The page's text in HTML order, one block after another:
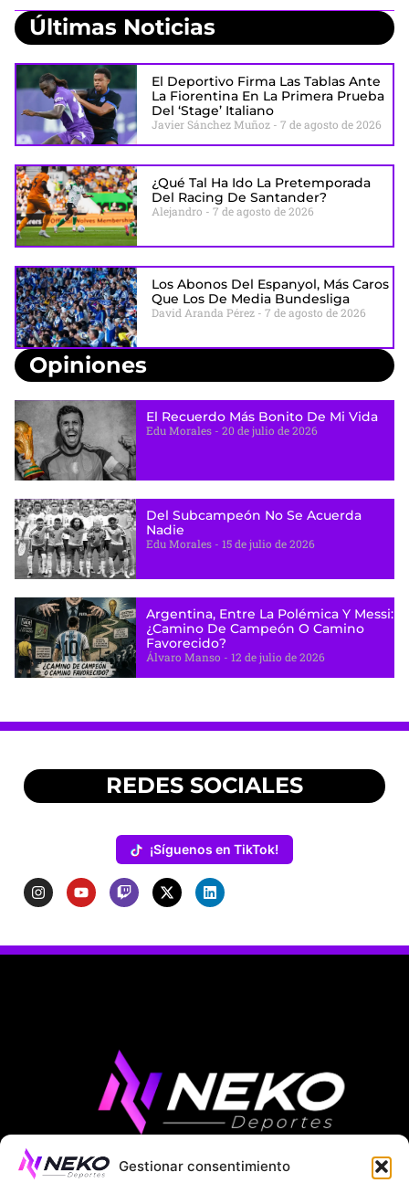
Gestionar consentimiento
Últimas Noticias
El Deportivo Firma Las Tablas Ante
La Fiorentina En La Primera Prueba
Del ‘stage’ Italiano
Javier Sánchez Muñoz 7 de agosto de 2026
¿Qué Tal Ha Ido La Pretemporada
Del Racing De Santander?
Alejandro 7 de agosto de 2026
Los Abonos Del Espanyol, Más Caros
Que Los De Media Bundesliga
David Aranda Pérez 7 de agosto de 2026
Opiniones
El Recuerdo Más Bonito De Mi Vida
Edu Morales 20 de julio de 2026
Del Subcampeón No Se Acuerda
Nadie
Edu Morales 15 de julio de 2026
Argentina, Entre La Polémica Y Messi:
¿camino De Campeón O Camino
Favorecido?
Álvaro Manso 12 de julio de 2026
REDES SOCIALES
¡Síguenos en TikTok!
ÚLTIMAS NOTICIAS COMPETICIONES EUROPEAS